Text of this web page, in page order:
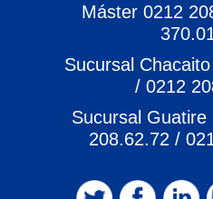
Máster 0212
Sucursal
/ 0212
Sucursal Guatire
208.62.72 /